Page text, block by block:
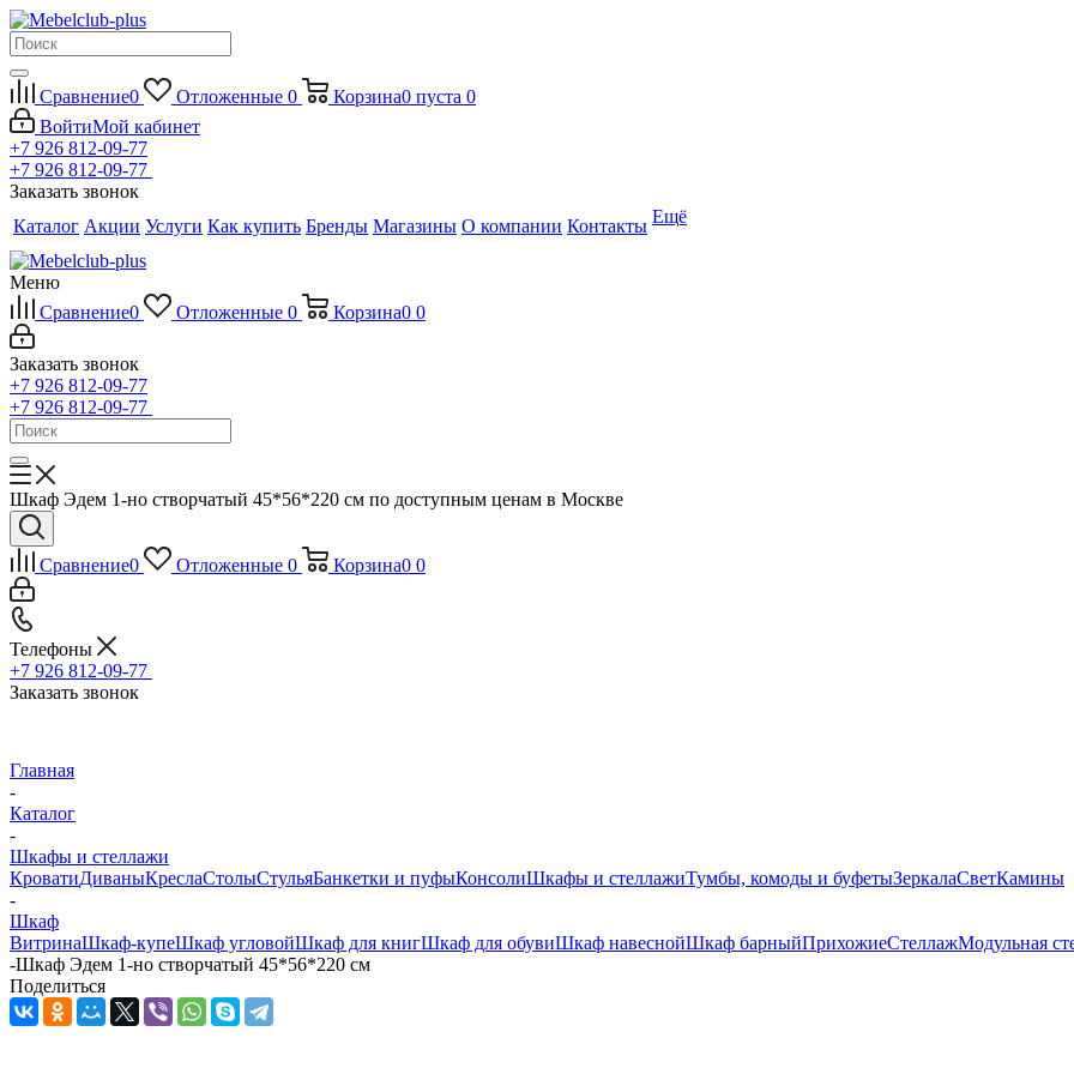
Сравнение0 Отложенные 0 Корзина0 пуста 0
ВойтиМой кабинет
+7 926 812-09-77
+7 926 812-09-77
Заказать звонок
Каталог Акции Услуги Как купить Бренды Магазины О компании Контакты Ещё
Меню
Сравнение0 Отложенные 0 Корзина0 0
Заказать звонок
+7 926 812-09-77
+7 926 812-09-77
Шкаф Эдем 1-но створчатый 45*56*220 см по доступным ценам в Москве
Сравнение0 Отложенные 0 Корзина0 0
Телефоны
+7 926 812-09-77
Заказать звонок
Главная
-
Каталог
-
Шкафы и стеллажи
КроватиДиваныКреслаСтолыСтульяБанкетки и пуфыКонсолиШкафы и стеллажиТумбы, комоды и буфетыЗеркалаСветКамины
-
Шкаф
ВитринаШкаф-купеШкаф угловойШкаф для книгШкаф для обувиШкаф навеснойШкаф барныйПрихожиеСтеллажМодульная
-Шкаф Эдем 1-но створчатый 45*56*220 см
Поделиться